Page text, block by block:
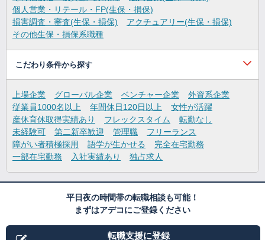
個人営業・リテール・FP(生保・損保)
損害調査・審査(生保・損保)
アクチュアリー(生保・損保)
その他生保・損保系職種
こだわり条件から探す
上場企業 グローバル企業 ベンチャー企業
外資系企業
従業員1000名以上
年間休日120日以上
女性が活躍
産休育休取得実績あり
フレックスタイム
転勤なし
未経験可
第二新卒歓迎 管理職
フリーランス
障がい者積極採用
語学が生かせる
完全在宅勤務
一部在宅勤務
入社実績あり 独占求人
平日夜の時間帯の転職相談も可能！
まずはアデコにご登録ください
転職支援に登録